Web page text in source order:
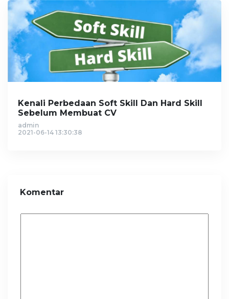
Kenali Perbedaan Soft Skill Dan Hard Skill
Sebelum Membuat CV
admin
2021-06-14 13:30:38
Komentar